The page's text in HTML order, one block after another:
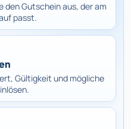
den Gutschein aus, der am
passt.
Gültigkeit und mögliche